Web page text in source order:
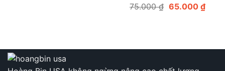
180.000 ₫.
Được xếp
hạng
5 sao
75.000₫ Giá
65.000 ₫Giá
hiện